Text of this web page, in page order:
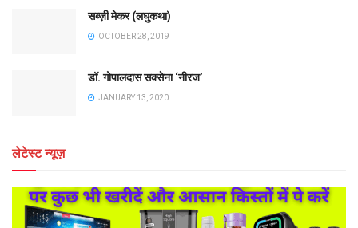
सब्ज़ी मेकर (लघुकथा)
OCTOBER 28, 2019
डॉ. गोपालदास सक्सेना ‘नीरज’
JANUARY 13, 2020
लेटेस्ट न्यूज़